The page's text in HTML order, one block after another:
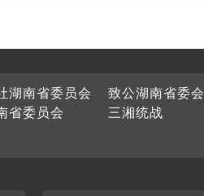
湖南省委员会 致公湖南省委会
省委员会 三湘统战